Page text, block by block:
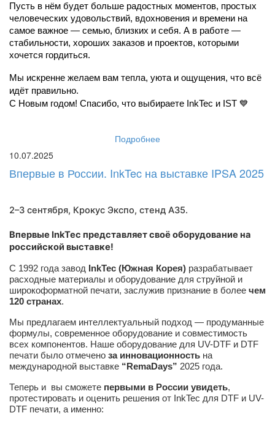
Пусть в нём будет больше радостных моментов, простых
человеческих удовольствий, вдохновения и времени на
самое важное — семью, близких и себя. А в работе —
стабильности, хороших заказов и проектов, которыми
хочется гордиться.
Мы искренне желаем вам тепла, уюта и ощущения, что всё
идёт правильно.
С Новым годом! Спасибо, что выбираете InkTec и IST 💙
Подробнее
10.07.2025
Впервые в России. InkTec на выставке IPSA 2025
2–3 сентября, Крокус Экспо, стенд A35.
Впервые InkTec представляет своё оборудование на
российской выставке!
С 1992 года завод InkTec (Южная Корея) разрабатывает
расходные материалы и оборудование для струйной и
широкоформатной печати, заслужив признание в более чем
120 странах.
Мы предлагаем интеллектуальный подход — продуманные
формулы, современное оборудование и совместимость
всех компонентов. Наше оборудование для UV-DTF и DTF
печати было отмечено за инновационность на
международной выставке “RemaDays” 2025 года.
Теперь и вы сможете первыми в России увидеть,
протестировать и оценить решения от InkTec для DTF и UV-
DTF печати, а именно: